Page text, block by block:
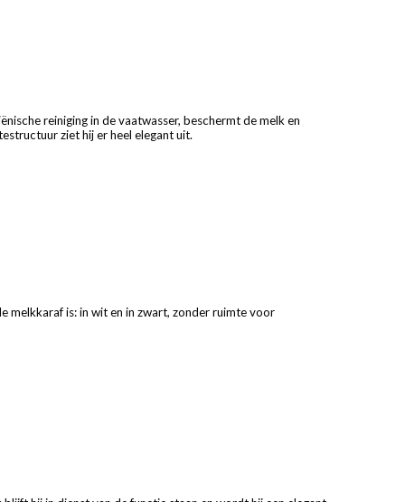
reiniging in de vaatwasser, beschermt de melk en
ziet hij er heel elegant uit.
melkkaraf is: in wit en in zwart, zonder ruimte voor